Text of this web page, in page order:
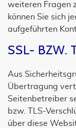
weiteren Fragen
können Sie sich
aufgeführten
SSL- BZW.
Aus
Übertragung
Seitenbetreiber
bzw. TLS-
über diese